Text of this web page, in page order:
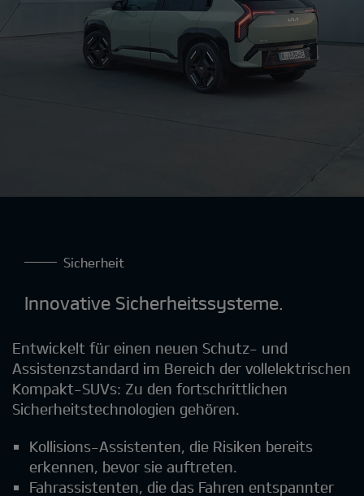
Sicherheit
Innovative Sicherheitssysteme.
Entwickelt für einen neuen Schutz- und
Assistenzstandard im Bereich der vollelektrischen
Kompakt-SUVs: Zu den fortschrittlichen
Sicherheitstechnologien gehören.
Kollisions-Assistenten, die Risiken bereits
erkennen, bevor sie auftreten.
Fahrassistenten, die das Fahren entspannter